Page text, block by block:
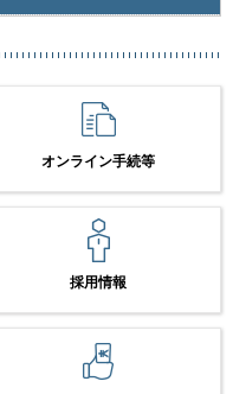
オンライン手続等
採用情報